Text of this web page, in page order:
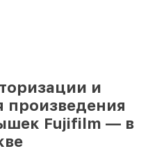
и
произведения
Fujifilm — в